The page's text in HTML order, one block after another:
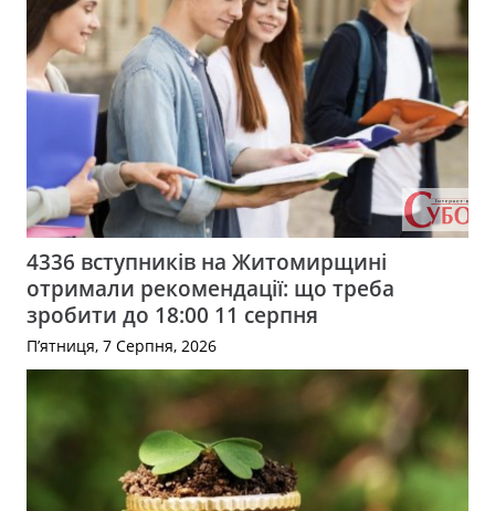
4336 вступників на Житомирщині
отримали рекомендації: що треба
зробити до 18:00 11 серпня
П’ятниця, 7 Серпня, 2026